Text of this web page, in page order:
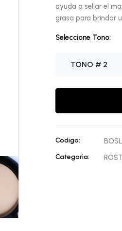
ayuda a sellar el
grasa para brindar
Seleccione Tono:
TONO # 2
Codigo:
Categoria: